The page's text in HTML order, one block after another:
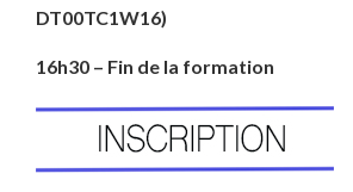
DT00TC1W16)
16h30 – Fin de la formation